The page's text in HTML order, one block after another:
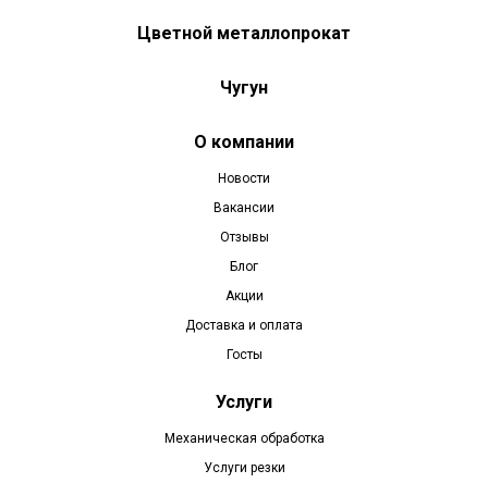
Цветной металлопрокат
Чугун
О компании
Новости
Вакансии
Отзывы
Блог
Акции
Доставка и оплата
Госты
Услуги
Механическая обработка
Услуги резки